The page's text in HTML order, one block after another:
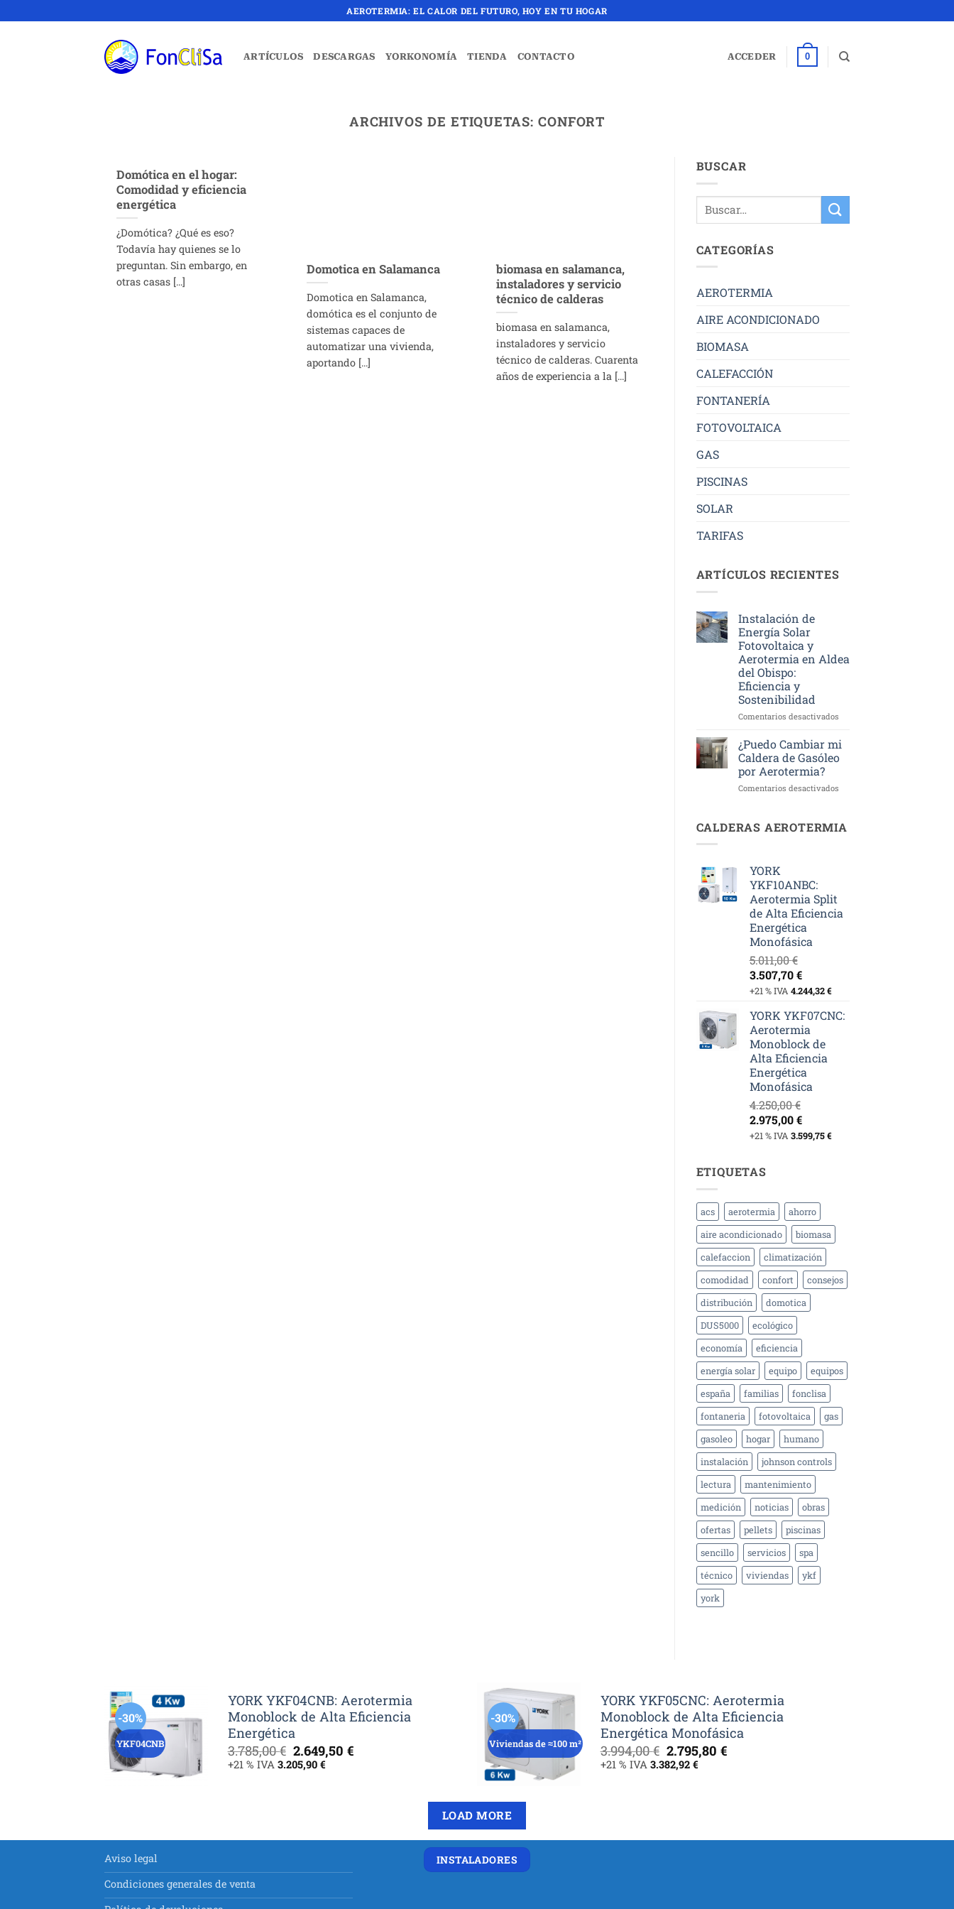
al
AEROTERMIA: EL CALOR DEL FUTURO, HOY EN TU HOGAR
ARTÍCULOS DESCARGAS YORKONOMÍA TIENDA CONTACTO ACCEDER 0
ARCHIVOS DE ETIQUETAS: CONFORT
Domótica en el hogar:
Comodidad y eficiencia
energética
¿Domótica? ¿Qué es eso?
Todavía hay quienes se lo
preguntan. Sin embargo, en
otras casas [...]
Domotica en Salamanca
Domotica en Salamanca,
domótica es el conjunto de
sistemas capaces de
automatizar una vivienda,
aportando [...]
biomasa en salamanca,
instaladores y servicio
técnico de calderas
biomasa en salamanca,
instaladores y servicio
técnico de calderas. Cuarenta
años de experiencia a la [...]
BUSCAR
CATEGORÍAS
AEROTERMIA
AIRE ACONDICIONADO
BIOMASA
CALEFACCIÓN
FONTANERÍA
FOTOVOLTAICA
GAS
PISCINAS
SOLAR
TARIFAS
ARTÍCULOS RECIENTES
Instalación de
Energía Solar
Fotovoltaica y
Aerotermia en Aldea
del Obispo:
Eficiencia y
Sostenibilidad
Comentarios desactivadosen
de
Energía
Solar
y
Aldea
¿Puedo Cambiar mi
Caldera de Gasóleo
por Aerotermia?
Comentarios desactivadosen
mi
CALDERAS AEROTERMIA
YORK
YKF10ANBC:
Aerotermia Split
de Alta Eficiencia
Energética
Monofásica
5.011,00€
El
precio
era:
5.011,00 €.
3.507,70€El
precio
es:
3.507,70 €.
+21 % IVA 4.244,32€
YORK YKF07CNC:
Aerotermia
Monoblock de
Alta Eficiencia
Energética
Monofásica
4.250,00€
El
precio
era:
4.250,00 €.
2.975,00€El
precio
+21 % IVA 3.599,75€
ETIQUETAS
acs aerotermia
ahorro
aire acondicionado
biomasa
calefaccion
climatización
comodidad
confort
consejos
distribución
domotica
DUS5000
ecológico
economía
eficiencia
energía solar
equipo
equipos
españa
familias
fonclisa
fontaneria
fotovoltaica
gas
gasoleo
hogar
humano
instalación
johnson controls
lectura
mantenimiento
medición
noticias
obras
ofertas
pellets
piscinas
sencillo
servicios
spa
técnico
viviendas
ykf
york
-30%
YKF04CNB
YORK YKF04CNB: Aerotermia
Monoblock de Alta Eficiencia
Energética
3.785,00€ El
precio
original
2.649,50€
+21 % IVA 3.205,90 €
-30%
Viviendas de ≈100 m²
YORK YKF05CNC: Aerotermia
Monoblock de Alta Eficiencia
Energética Monofásica
3.994,00€ El
precio
original
2.795,80€
+21 % IVA 3.382,92 €
LOAD MORE
Aviso legal
Condiciones generales de venta
INSTALADORES